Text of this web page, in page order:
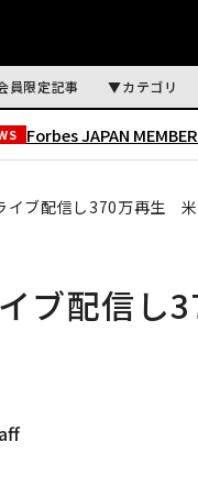
員限定記事 カテゴリ
Forbes JAPAN
イブ配信し370万再生
ブ配信